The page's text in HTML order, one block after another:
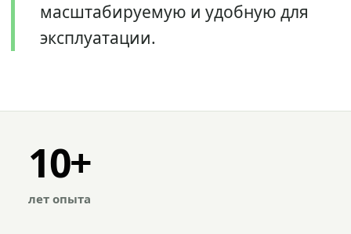
масштабируемую и удобную для
эксплуатации.
10+
лет опыта